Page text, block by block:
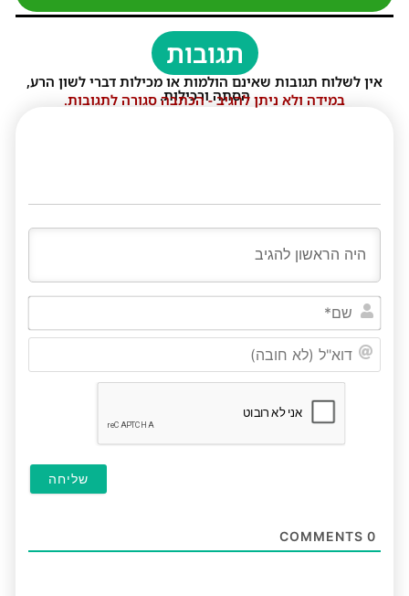
תגובות
אין לשלוח תגובות שאינם הולמות או מכילות דברי לשון הרע,
הסתה ורכילות.
במידה ולא ניתן להגיב - הכתבה סגורה לתגובות.
שם*
0